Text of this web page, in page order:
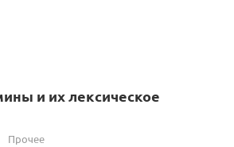
и их лексическое
Прочее